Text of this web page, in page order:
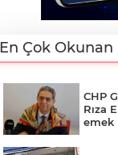
En Çok
CHP
Rıza
emek